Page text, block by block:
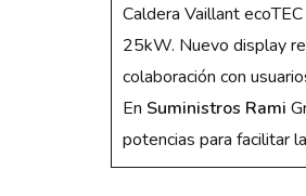
Caldera Vaillant
25kW. Nuevo display
colaboración con
En Suministros Rami
potencias para facilitar